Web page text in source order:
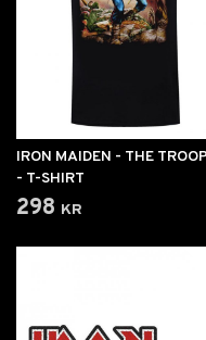
IRON MAIDEN - THE
- T-SHIRT
298 kr